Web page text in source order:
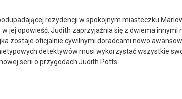
rezydencji w spokojnym miasteczku
jej opowieść. Judith zaprzyjaźnia się z dwiema
zostaje oficjalnie cywilnymi doradcami nowo
detektywów musi wykorzystać wszystkie
serii o przygodach Judith Potts.